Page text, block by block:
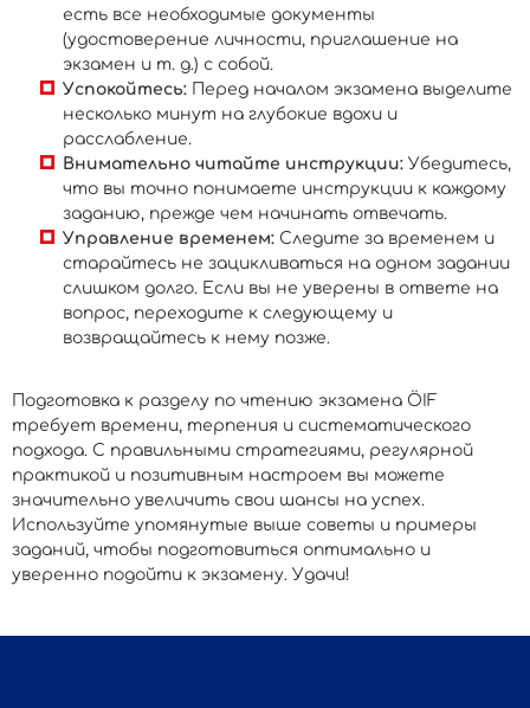
есть все необходимые документы
(удостоверение личности, приглашение на
экзамен и т. д.) с собой.
Успокойтесь: Перед началом экзамена выделите
несколько минут на глубокие вдохи и
расслабление.
Внимательно читайте инструкции: Убедитесь,
что вы точно понимаете инструкции к каждому
заданию, прежде чем начинать отвечать.
Управление временем: Следите за временем и
старайтесь не зацикливаться на одном задании
слишком долго. Если вы не уверены в ответе на
вопрос, переходите к следующему и
возвращайтесь к нему позже.
Подготовка к разделу по чтению экзамена ÖIF
требует времени, терпения и систематического
подхода. С правильными стратегиями, регулярной
практикой и позитивным настроем вы можете
значительно увеличить свои шансы на успех.
Используйте упомянутые выше советы и примеры
заданий, чтобы подготовиться оптимально и
уверенно подойти к экзамену. Удачи!